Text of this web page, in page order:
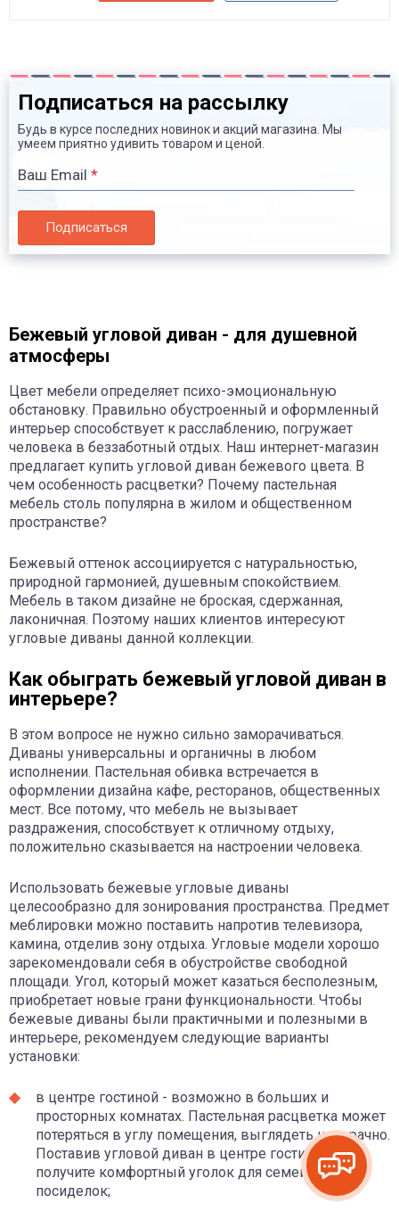
Подписаться на рассылку
Будь в курсе последних новинок и акций магазина. Мы
умеем приятно удивить товаром и ценой.
Ваш Email *
Подписаться
Бежевый угловой диван - для душевной
атмосферы
Цвет мебели определяет психо-эмоциональную
обстановку. Правильно обустроенный и оформленный
интерьер способствует к расслаблению, погружает
человека в беззаботный отдых. Наш интернет-магазин
предлагает купить угловой диван бежевого цвета. В
чем особенность расцветки? Почему пастельная
мебель столь популярна в жилом и общественном
пространстве?
Бежевый оттенок ассоциируется с натуральностью,
природной гармонией, душевным спокойствием.
Мебель в таком дизайне не броская, сдержанная,
лаконичная. Поэтому наших клиентов интересуют
угловые диваны данной коллекции.
Как обыграть бежевый угловой диван в
интерьере?
В этом вопросе не нужно сильно заморачиваться.
Диваны универсальны и органичны в любом
исполнении. Пастельная обивка встречается в
оформлении дизайна кафе, ресторанов, общественных
мест. Все потому, что мебель не вызывает
раздражения, способствует к отличному отдыху,
положительно сказывается на настроении человека.
Использовать бежевые угловые диваны
целесообразно для зонирования пространства. Предмет
меблировки можно поставить напротив телевизора,
камина, отделив зону отдыха. Угловые модели хорошо
зарекомендовали себя в обустройстве свободной
площади. Угол, который может казаться бесполезным,
приобретает новые грани функциональности. Чтобы
бежевые диваны были практичными и полезными в
интерьере, рекомендуем следующие варианты
установки:
в центре гостиной - возможно в больших и
просторных комнатах. Пастельная расцветка может
потеряться в углу помещения, выглядеть невзрачно.
Поставив угловой диван в центре гостиной, Вы
получите комфортный уголок для семейных
посиделок;